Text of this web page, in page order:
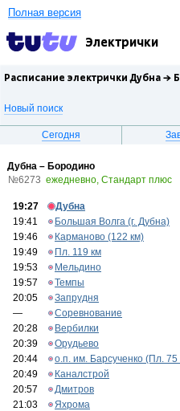
Полная версия
Электрички
Расписание электрички Дубна →
Новый поиск
Сегодня
Дубна – Бородино
№6273 ежедневно, Стандарт плюс
19:27
Дубна
19:41
Большая Волга (г. Дубна)
19:46
Карманово (122 км)
19:49
Пл. 119 км
19:53
Мельдино
19:57
Темпы
20:05
Запрудня
—
Соревнование
20:28
Вербилки
20:39
Орудьево
20:44
о.п. им. Барсученко (Пл. 75
20:49
Каналстрой
20:57
Дмитров
21:03
Яхрома